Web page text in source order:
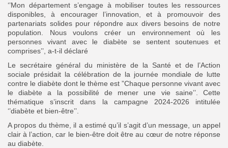
Search
for:
Search
Button
FR
‘’Mon département s’engage à mobiliser toutes les ressources
disponibles, à encourager l’innovation, et à promouvoir des
partenariats solides pour répondre aux divers besoins de notre
population. Nous voulons créer un environnement où les
personnes vivant avec le diabète se sentent soutenues et
comprises’’, a-t-il déclaré
Le secrétaire général du ministère de la Santé et de l’Action
sociale présidait la célébration de la journée mondiale de lutte
contre le diabète dont le thème est ”Chaque personne vivant avec
le diabète a la possibilité de mener une vie saine’’. Cette
thématique s’inscrit dans la campagne 2024-2026 intitulée
‘’diabète et bien-être’’.
A propos du thème, il a estimé qu’il s’agit d’un message, un appel
clair à l’action, car le bien-être doit être au cœur de notre réponse
au diabète.